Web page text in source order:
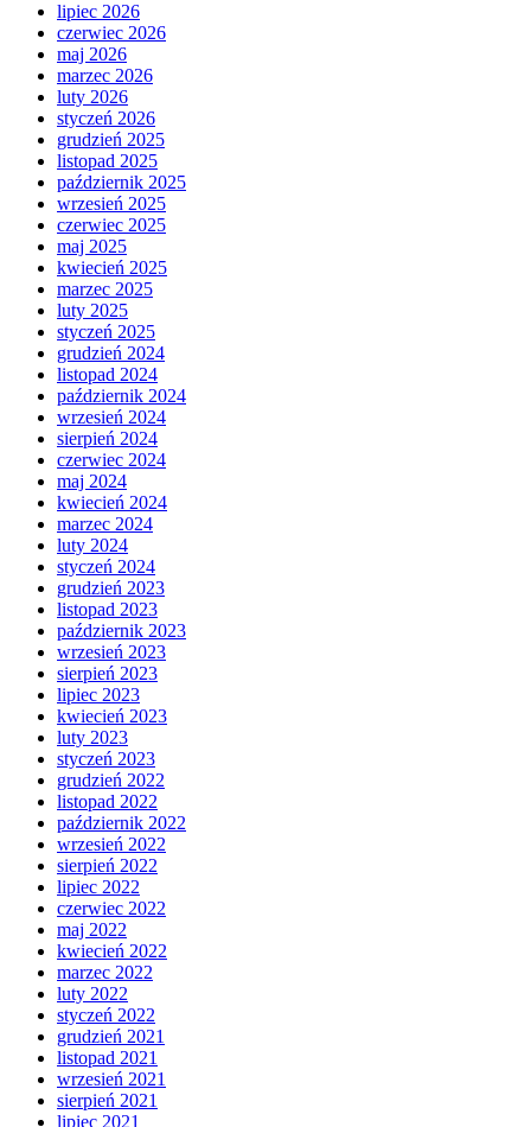
lipiec 2026
czerwiec 2026
maj 2026
marzec 2026
luty 2026
styczeń 2026
grudzień 2025
listopad 2025
październik 2025
wrzesień 2025
czerwiec 2025
maj 2025
kwiecień 2025
marzec 2025
luty 2025
styczeń 2025
grudzień 2024
listopad 2024
październik 2024
wrzesień 2024
sierpień 2024
czerwiec 2024
maj 2024
kwiecień 2024
marzec 2024
luty 2024
styczeń 2024
grudzień 2023
listopad 2023
październik 2023
wrzesień 2023
sierpień 2023
lipiec 2023
kwiecień 2023
luty 2023
styczeń 2023
grudzień 2022
listopad 2022
październik 2022
wrzesień 2022
sierpień 2022
lipiec 2022
czerwiec 2022
maj 2022
kwiecień 2022
marzec 2022
luty 2022
styczeń 2022
grudzień 2021
listopad 2021
wrzesień 2021
sierpień 2021
lipiec 2021